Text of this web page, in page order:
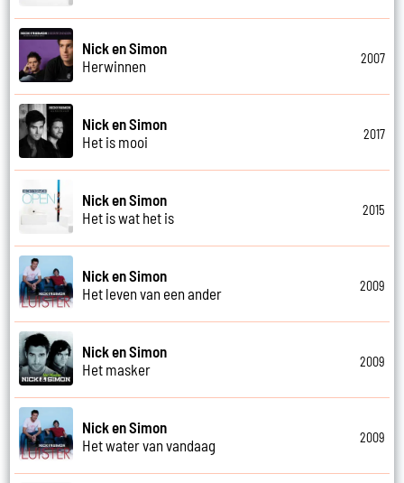
Nick en Simon
Herwinnen
2007
Nick en Simon
Het is mooi
2017
Nick en Simon
Het is wat het is
2015
Nick en Simon
Het leven van een ander
2009
Nick en Simon
Het masker
2009
Nick en Simon
Het water van vandaag
2009